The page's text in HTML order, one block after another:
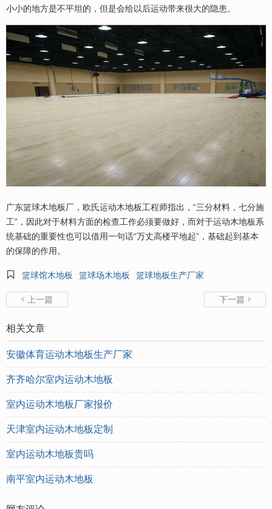
小小的地方是不平坦的，但是会给以后运动带来很大的隐患。
广东篮球木地板厂，欧氏运动木地板工程师指出，“三分材料，七分施
工”，因此对于材料方面的检查工作必须要做好，而对于运动木地板系
统基础的重要性也可以借用一句话“万丈高楼平地起”，基础起到基本
的保障的作用。
 篮球馆木地板 篮球场木地板 篮球地板生产厂家
 上一篇 下一篇 
相关文章
安徽体育运动木地板生产厂家
齐齐哈尔室内运动木地板
室内运动木地板厂家报价
天津室内运动木地板定制
室内运动木地板贵吗
南平室内运动木地板